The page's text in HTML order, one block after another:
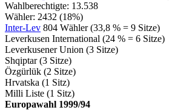
Wahlberechtigte: 13.538
Wähler: 2432 (18%)
Inter-Lev 804 Wähler (33,8 % = 9 Sitze)
Leverkusen International (24 % = 6 Sitze)
Leverkusener Union (3 Sitze)
Shqiptar (3 Sitze)
Özgürlük (2 Sitze)
Hrvatska (1 Sitz)
Milli Liste (1 Sitz)
Europawahl 1999/94